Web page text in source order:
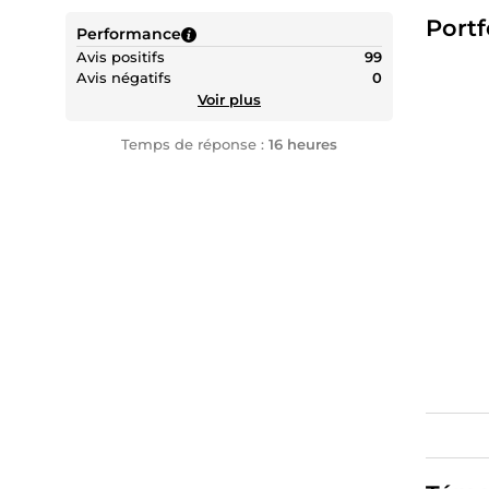
Performance
Avis positifs
99
Avis négatifs
0
Voir plus
Temps de réponse : 16 heures